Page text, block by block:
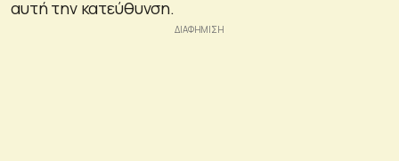
αυτή την κατεύθυνση.